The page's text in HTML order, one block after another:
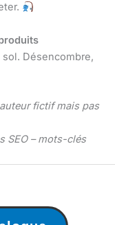
Désencombre,
fictif mais pas
SEO – mots-clés